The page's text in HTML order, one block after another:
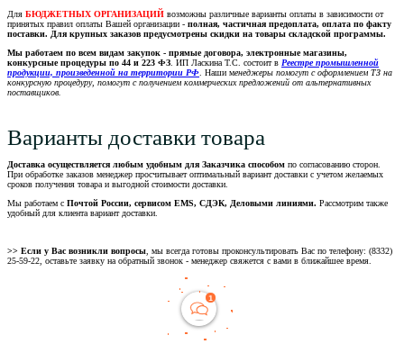
Для БЮДЖЕТНЫХ ОРГАНИЗАЦИЙ возможны различные варианты оплаты в зависимости от
принятых правил оплаты Вашей организации - полная, частичная предоплата, оплата по факту
поставки. Для крупных заказов предусмотрены скидки на товары складской программы.
Мы работаем по всем видам закупок - прямые договора, электронные магазины,
конкурсные процедуры по 44 и 223 ФЗ. ИП Ласкина Т.С. состоит в Реестре промышленной
продукции, произведенной на территории РФ. Наши менеджеры помогут с оформлением ТЗ на
конкурсную процедуру, помогут с получением коммерческих предложений от альтернативных
поставщиков.
Варианты доставки товара
Доставка осуществляется любым удобным для Заказчика способом по согласованию сторон.
При обработке заказов менеджер просчитывает оптимальный вариант доставки с учетом желаемых
сроков получения товара и выгодной стоимости доставки.
Мы работаем с Почтой России, сервисом EMS, СДЭК, Деловыми линиями. Рассмотрим также
удобный для клиента вариант доставки.
>> Если у Вас возникли вопросы, мы всегда готовы проконсультировать Вас по телефону: (8332)
25-59-22, оставьте заявку на обратный звонок - менеджер свяжется с вами в ближайшее время.